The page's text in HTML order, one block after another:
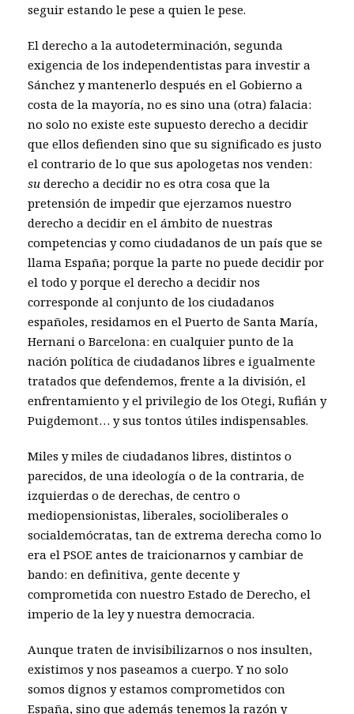
seguir estando le pese a quien le pese.
El derecho a la autodeterminación, segunda
exigencia de los independentistas para investir a
Sánchez y mantenerlo después en el Gobierno a
costa de la mayoría, no es sino una (otra) falacia:
no solo no existe este supuesto derecho a decidir
que ellos defienden sino que su significado es justo
el contrario de lo que sus apologetas nos venden:
su derecho a decidir no es otra cosa que la
pretensión de impedir que ejerzamos nuestro
derecho a decidir en el ámbito de nuestras
competencias y como ciudadanos de un país que se
llama España; porque la parte no puede decidir por
el todo y porque el derecho a decidir nos
corresponde al conjunto de los ciudadanos
españoles, residamos en el Puerto de Santa María,
Hernani o Barcelona: en cualquier punto de la
nación política de ciudadanos libres e igualmente
tratados que defendemos, frente a la división, el
enfrentamiento y el privilegio de los Otegi, Rufián y
Puigdemont… y sus tontos útiles indispensables.
Miles y miles de ciudadanos libres, distintos o
parecidos, de una ideología o de la contraria, de
izquierdas o de derechas, de centro o
mediopensionistas, liberales, socioliberales o
socialdemócratas, tan de extrema derecha como lo
era el PSOE antes de traicionarnos y cambiar de
bando: en definitiva, gente decente y
comprometida con nuestro Estado de Derecho, el
imperio de la ley y nuestra democracia.
Aunque traten de invisibilizarnos o nos insulten,
existimos y nos paseamos a cuerpo. Y no solo
somos dignos y estamos comprometidos con
España, sino que además tenemos la razón y